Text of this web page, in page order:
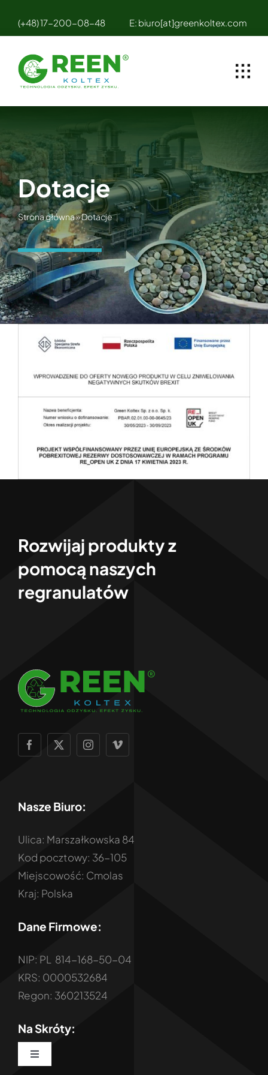
(+48) 17-200-08-48 E: biuro[at]greenkoltex.com
Dotacje
Strona główna»Dotacje
Rozwijaj produkty z
pomocą naszych
regranulatów
Nasze Biuro:
Ulica: Marszałkowska 84
Kod pocztowy: 36-105
Miejscowość: Cmolas
Kraj: Polska
Dane Firmowe:
NIP: PL 814-168-50-04
KRS: 0000532684
Regon: 360213524
Na Skróty:
Toggle